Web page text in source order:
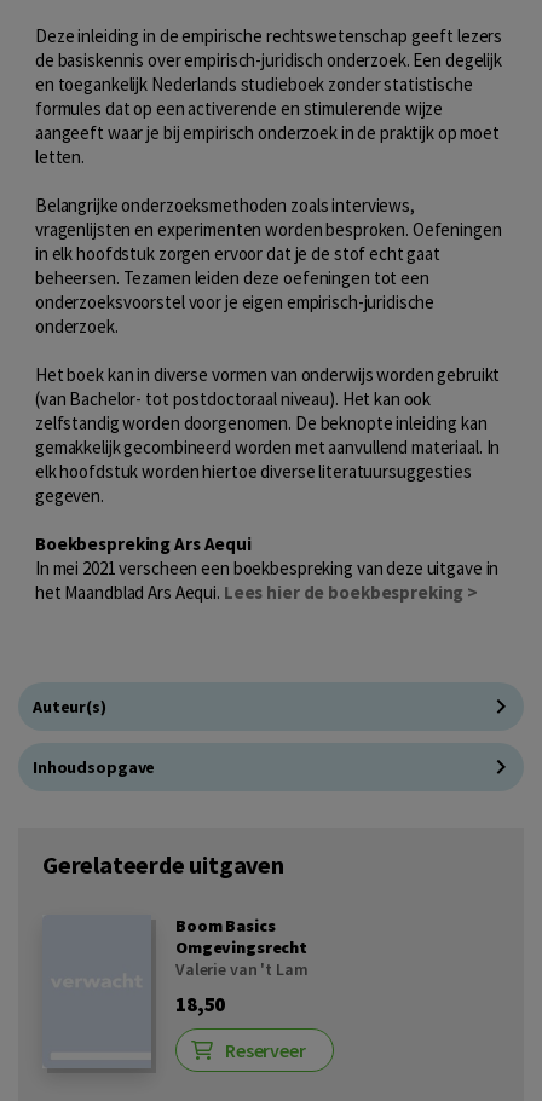
Deze inleiding in de empirische rechtswetenschap geeft lezers
de basiskennis over empirisch-juridisch onderzoek. Een degelijk
en toegankelijk Nederlands studieboek zonder statistische
formules dat op een activerende en stimulerende wijze
aangeeft waar je bij empirisch onderzoek in de praktijk op moet
letten.
Belangrijke onderzoeksmethoden zoals interviews,
vragenlijsten en experimenten worden besproken. Oefeningen
in elk hoofdstuk zorgen ervoor dat je de stof echt gaat
beheersen. Tezamen leiden deze oefeningen tot een
onderzoeksvoorstel voor je eigen empirisch-juridische
onderzoek.
Het boek kan in diverse vormen van onderwijs worden gebruikt
(van Bachelor- tot postdoctoraal niveau). Het kan ook
zelfstandig worden doorgenomen. De beknopte inleiding kan
gemakkelijk gecombineerd worden met aanvullend materiaal. In
elk hoofdstuk worden hiertoe diverse literatuursuggesties
gegeven.
Boekbespreking Ars Aequi
In mei 2021 verscheen een boekbespreking van deze uitgave in
het Maandblad Ars Aequi. Lees hier de boekbespreking >
Auteur(s)
Inhoudsopgave
Gerelateerde uitgaven
Boom Basics
Omgevingsrecht
Valerie van 't Lam
18,50
Reserveer